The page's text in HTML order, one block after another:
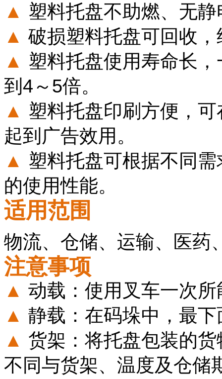
▲ 塑料托盘不助燃、无
▲ 破损塑料托盘可回收
▲ 塑料托盘使用寿命长
到4～5倍。
▲ 塑料托盘印刷方便，
起到广告效用。
▲ 塑料托盘可根据不同
的使用性能。
适用范围
物流、仓储、运输、医药
注意事项
▲ 动载：使用叉车一次
▲ 静载：在码垛中，最
▲ 货架：将托盘包装的
不同与货架、温度及仓储